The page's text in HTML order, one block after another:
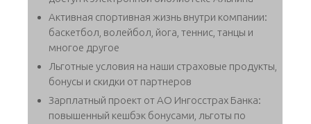
Активная спортивная жизнь внутри компании:
баскетбол, волейбол, йога, теннис, танцы и
многое другое
Льготные условия на наши страховые продукты,
бонусы и скидки от партнеров
Зарплатный проект от АО Ингосстрах Банка:
повышенный кешбэк бонусами, льготы по